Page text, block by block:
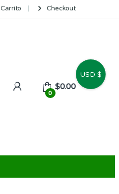
Carrito Checkout
0
$0.00
USD $